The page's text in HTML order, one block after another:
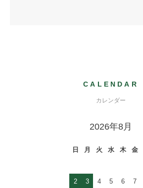
CALENDAR
カレンダー
2026年8月
日 月 火 水 木 金
2 3 4 5 6 7